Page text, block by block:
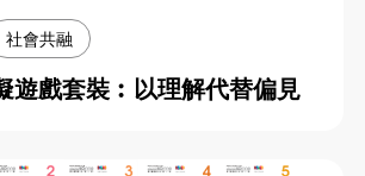
社會共融
遊戲套裝︰以理解代替偏見